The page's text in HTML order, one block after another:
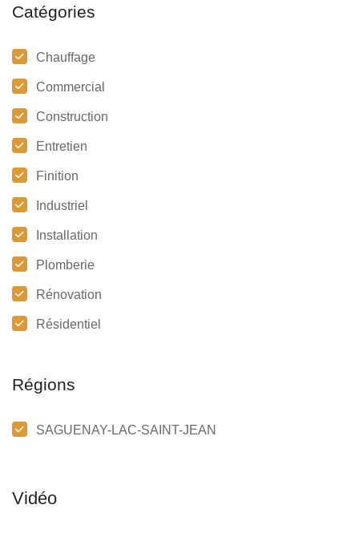
Catégories
Chauffage
Commercial
Construction
Entretien
Finition
Industriel
Installation
Plomberie
Rénovation
Résidentiel
Régions
SAGUENAY-LAC-SAINT-JEAN